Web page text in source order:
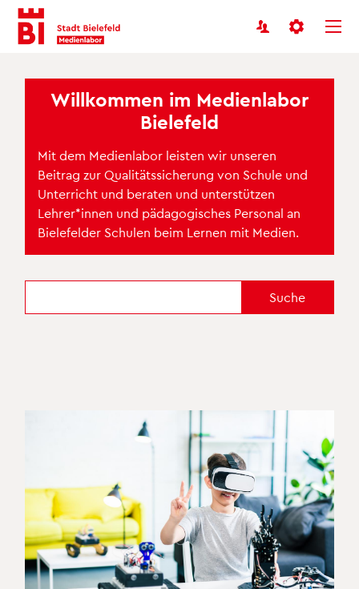
Inhalt
anspringen
Menü
anspringen
Benutzermenü
Willkommen im Medienlabor
Bielefeld
Mit dem Medienlabor leisten wir unseren
Beitrag zur Qualitätssicherung von Schule und
Unterricht und beraten und unterstützen
Lehrer*innen und pädagogisches Personal an
Bielefelder Schulen beim Lernen mit Medien.
Suche